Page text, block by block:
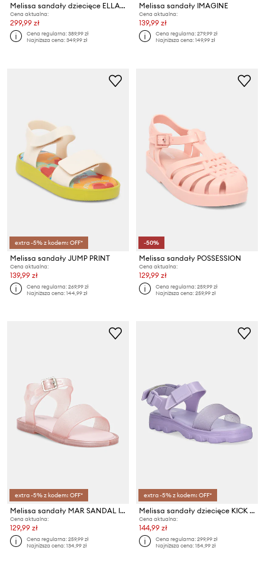
Melissa sandały dziecięce ELLA INF
Cena aktualna:
299,99 zł
Cena regularna:389,99 zł
Najniższa cena:349,99 zł
Melissa sandały IMAGINE
Cena aktualna:
139,99 zł
Cena regularna:279,99 zł
Najniższa cena:149,99 zł
extra -5% z kodem: OFF*
Melissa sandały JUMP PRINT
Cena aktualna:
139,99 zł
Cena regularna:269,99 zł
Najniższa cena:144,99 zł
-50%
Melissa sandały POSSESSION
Cena aktualna:
129,99 zł
Cena regularna:259,99 zł
Najniższa cena:259,99 zł
extra -5% z kodem: OFF*
Melissa sandały MAR SANDAL III
Cena aktualna:
129,99 zł
Cena regularna:259,99 zł
Najniższa cena:134,99 zł
extra -5% z kodem: OFF*
Melissa sandały dziecięce KICK OFF SANDAL
Cena aktualna:
144,99 zł
Cena regularna:299,99 zł
Najniższa cena:154,99 zł